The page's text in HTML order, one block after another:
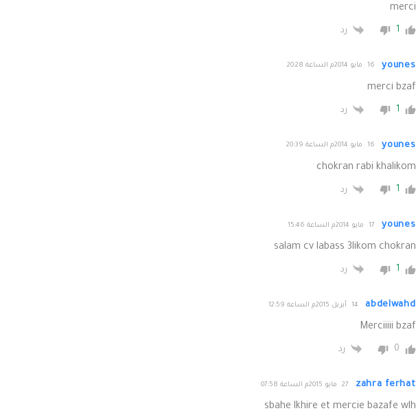
merci
1 رد
younes 16 مايو 2014م الساعة 20:28
merci bzaf
1 رد
younes 16 مايو 2014م الساعة 20:39
chokran rabi khalikom
1 رد
younes 17 مايو 2014م الساعة 15:46
salam cv labass 3likom chokran
1 رد
abdelwahd 14 أبريل 2015م الساعة 12:59
Merciiiii bzaf
0 رد
zahra ferhat 27 مايو 2015م الساعة 07:58
sbahe lkhire et mercie bazafe wlh